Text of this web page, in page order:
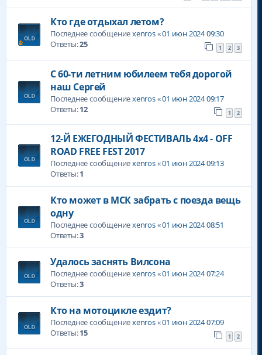
Кто где отдыхал летом?
Последнее сообщениеxenros«01 июн 2024 09:30
Ответы:25 1 2 3
С 60-ти летним юбилеем тебя дорогой
наш Сергей
Последнее сообщениеxenros«01 июн 2024 09:17
Ответы:12 1 2
12-Й ЕЖЕГОДНЫЙ ФЕСТИВАЛЬ 4х4 - OFF
ROAD FREE FEST 2017
Последнее сообщениеxenros«01 июн 2024 09:13
Ответы:1
Кто может в МСК забрать с поезда вещь
одну
Последнее сообщениеxenros«01 июн 2024 08:51
Ответы:3
Удалось заснять Вилсона
Последнее сообщениеxenros«01 июн 2024 07:24
Ответы:3
Кто на мотоцикле ездит?
Последнее сообщениеxenros«01 июн 2024 07:09
Ответы:15 1 2